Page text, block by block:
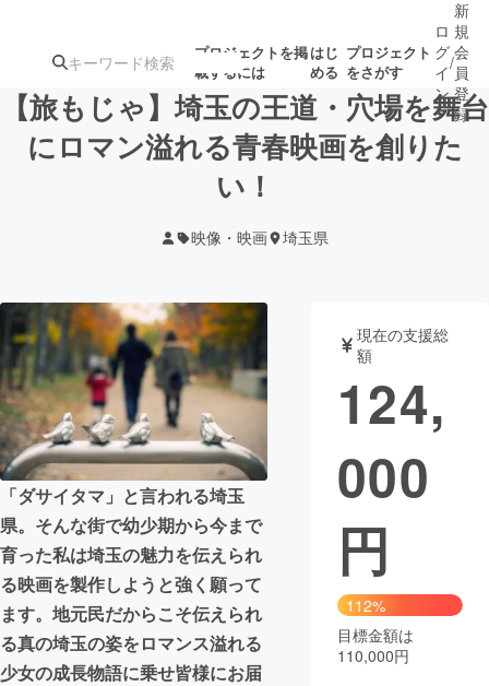
プロジェクトを掲
載するには
はじ
める
プロジェクト
をさがす
注目の新着プロ
テクノロジー・ガジェット
映像・映画 書籍・雑誌
ビジネス・起業 チャレンジ
まちづくり・地域活性化
CAMPFIRE for Social Good
CAMPFIRE Creation
CAMPFIREふるさと納税
コミュニティ
ロ
グ
イ
ン
/
新
規
会
員
登
録
【旅もじゃ】埼玉の王道・穴場を舞台
にロマン溢れる青春映画を創りた
い！
映像・映画 埼玉県
「ダサイタマ」と言われる埼玉
県。そんな街で幼少期から今まで
育った私は埼玉の魅力を伝えられ
る映画を製作しようと強く願って
ます。地元民だからこそ伝えられ
る真の埼玉の姿をロマンス溢れる
少女の成長物語に乗せ皆様にお届
現在の支援総
額
124,
000
円
112%
目標金額は
110,000円